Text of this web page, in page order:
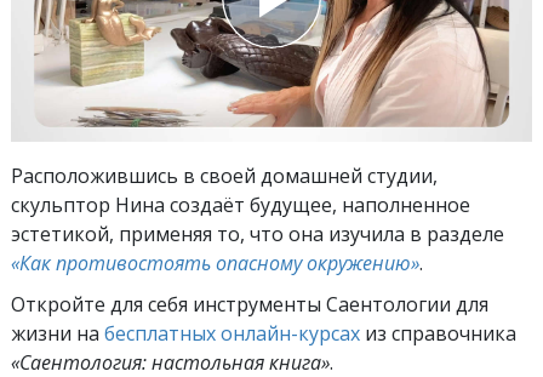
Расположившись в своей домашней студии,
скульптор Нина создаёт будущее, наполненное
эстетикой, применяя то, что она изучила в разделе
«Как противостоять опасному окружению».
Откройте для себя инструменты Саентологии для
жизни на бесплатных онлайн-курсах из справочника
«Саентология: настольная книга».